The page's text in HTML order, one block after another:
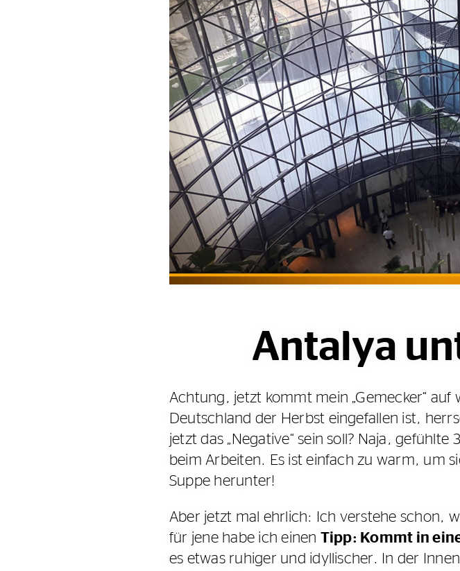
Antalya
Achtung, jetzt kommt mein „Gemecker“
Deutschland der Herbst eingefallen ist,
jetzt das „Negative“ sein soll? Naja,
beim Arbeiten. Es ist einfach zu warm, um
Suppe herunter!
Aber jetzt mal ehrlich: Ich verstehe schon,
für jene habe ich einen Tipp: Kommt in
es etwas ruhiger und idyllischer. In der